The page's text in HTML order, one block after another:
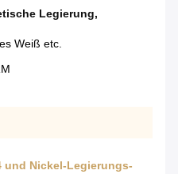
Legierung,
Weiß etc.
und Nickel-Legierungs-